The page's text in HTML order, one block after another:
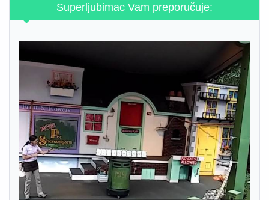
Superljubimac Vam preporučuje: